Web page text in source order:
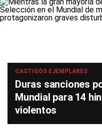
CASTIGOS EJEMPLARES
Duras sanciones
Mundial para 14
violentos